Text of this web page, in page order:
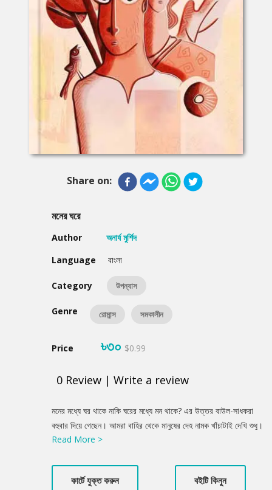
Share on:
মনের ঘরে
Author
অনার্য মুর্শিদ
Language
বাংলা
Category উপন্যাস
Genre রোমান্স সমকালীন
Price ৳৩০ $0.99
0 Review | Write a review
Summery
মনের মধ্যে ঘর থাকে নাকি ঘরের মধ্যে মন থাকে? এর উত্তর বাউল-সাধকরা
বহুবার দিয়ে গেছেন। আমরা বাহির থেকে মানুষের দেহ নামক খাঁচাটাই দেখি শুধু।
খাঁচার ভেতর খাঁজেখাঁজে যে আরো খাঁচা থাকে তা অনেক সময় দেখা হয় না। সে
খাঁচায় কে থাকে। দুপুর রাতে আজাদকে যখন স্ত্রীর সঙ্গে সহ্যায় যেতে হয় তখন
সে তার পোষা পাখিটাকে শিস দেয়! আরেকটা খাঁচাকে ফাঁকি দিয়ে কিভাবে পাখিটি
Read More >
কার্টে যুক্ত করুন বইটি কিনুন